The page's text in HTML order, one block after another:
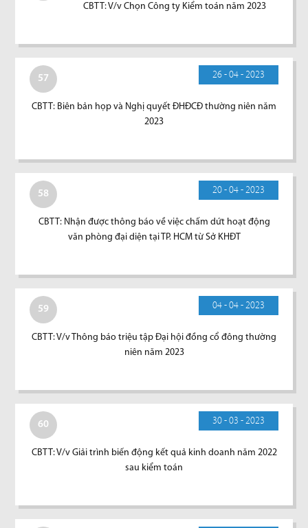
CBTT: V/v Chọn Công ty Kiểm toán năm 2023
57 26 - 04 - 2023
CBTT: Biên bản họp và Nghị quyết ĐHĐCĐ thường niên năm
2023
58 20 - 04 - 2023
CBTT: Nhận được thông báo về việc chấm dứt hoạt động
văn phòng đại diện tại TP. HCM từ Sở KHĐT
59 04 - 04 - 2023
CBTT: V/v Thông báo triệu tập Đại hội đồng cổ đông thường
niên năm 2023
60 30 - 03 - 2023
CBTT: V/v Giải trình biến động kết quả kinh doanh năm 2022
sau kiểm toán